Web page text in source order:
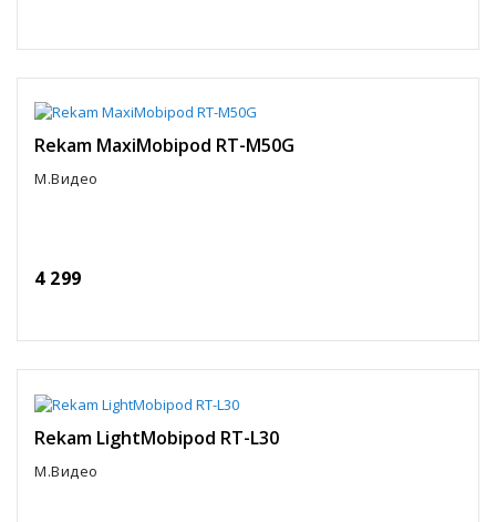
Rekam MaxiMobipod RT-M50G
М.Видео
4 299
Rekam LightMobipod RT-L30
М.Видео